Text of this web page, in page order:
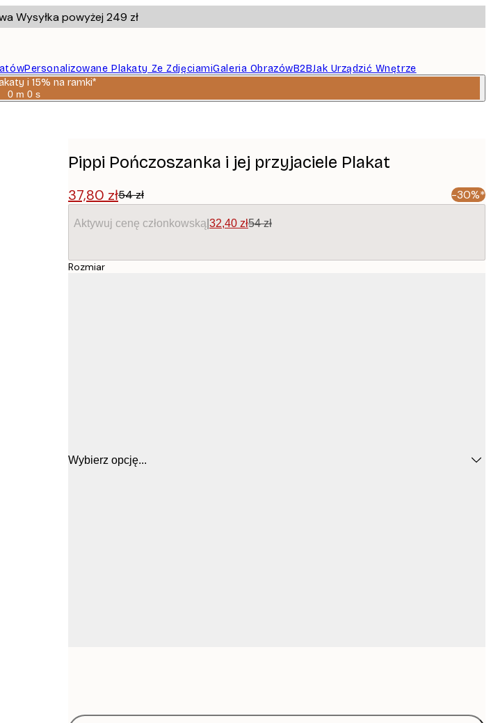
Wysyłka powyżej 249 zł
Personalizowane Plakaty Ze ZdjęciamiGaleria ObrazówB2BJak Urządzić Wnętrze
i 15% na ramki*
0 m 0 s
Ważny
Pippi Pończoszanka i jej przyjaciele Plakat
37,80 zł54 zł -30%*
Aktywuj cenę członkowską 32,40 zł54 zł
Rozmiar
Wybierz opcję...